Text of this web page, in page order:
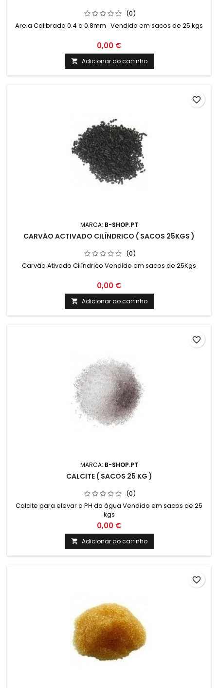
(0)
Areia Calibrada 0.4 a 0.8mm Vendido em sacos de 25 kgs
0,00 €
 Adicionar ao carrinho
MARCA: B-SHOP.PT
CARVÃO ACTIVADO CILÍNDRICO ( SACOS 25KGS )
(0)
Carvão Ativado Cilíndrico Vendido em sacos de 25Kgs
0,00 €
 Adicionar ao carrinho
favorite_border
MARCA: B-SHOP.PT
CALCITE ( SACOS 25 KG )
(0)
Calcite para elevar o PH da água Vendido em sacos de 25
kgs
0,00 €
 Adicionar ao carrinho
favorite_border
favorite_border